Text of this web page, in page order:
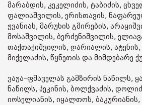
მარაბდის, კეკელიძის, ტაბიძის,
ფალიაშვილის, ერისთავის,
ჟვანიას, მარუხის გმირების,
მოსაშვილის, ბერძენიშვილის,
თაქთაქიშვილის, დარიალის, ატენის,
მიქელაძის, წყნეთის და მიმდებარე
ვაჟა-ფშაველას გამზირის ნაწილს,
ნაწილს, პეკინის, ბოლქვაძის,
იოსელიანის, იყალთოს, ბაკურიანის,